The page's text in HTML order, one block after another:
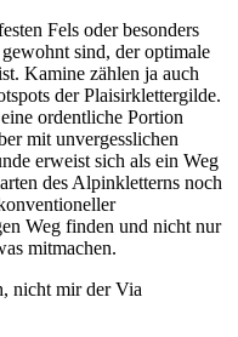
Fels oder besonders
sind, der optimale
Kamine zählen ja auch
der Plaisirklettergilde.
ordentliche Portion
mit unvergesslichen
erweist sich als ein Weg
des Alpinkletterns noch
Weg finden und nicht nur
mitmachen.
nicht mir der Via